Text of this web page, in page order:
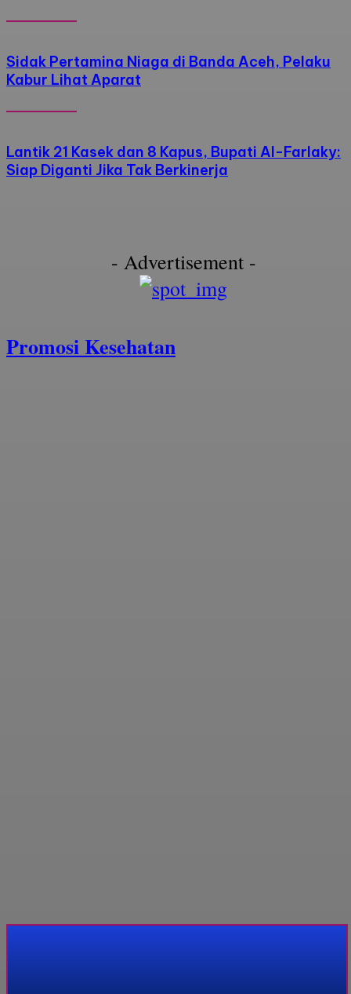
Sidak Pertamina Niaga di Banda Aceh, Pelaku
Kabur Lihat Aparat
Lantik 21 Kasek dan 8 Kapus, Bupati Al-Farlaky:
Siap Diganti Jika Tak Berkinerja
- Advertisement -
Promosi Kesehatan
Sosok